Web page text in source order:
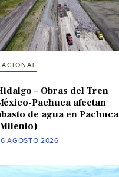
– Obras del Tren
Pachuca afectan
de agua en Pachuca
AGOSTO 2026